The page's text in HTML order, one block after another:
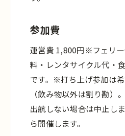
参加費
運営費 1,800円※フェリ
料・レンタサイクル代・
です。 ※打ち上げ参加は
（飲み物以外は割り勘）。
出航しない場合は中止し
ら開催します。